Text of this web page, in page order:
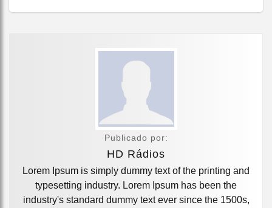
Publicado por:
HD Rádios
Lorem Ipsum is simply dummy text of the printing and
typesetting industry. Lorem Ipsum has been the
industry's standard dummy text ever since the 1500s,